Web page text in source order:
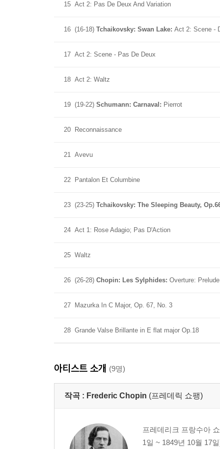
15 Act 2: Pas De Deux And Variation
16 (16-18) Tchaikovsky: Swan Lake: Act 2: Scene -
17 Act 2: Scene - Pas De Deux
18 Act 2: Waltz
19 (19-22) Schumann: Carnaval: Pierrot
20 Reconnaissance
21 Avevu
22 Pantalon Et Columbine
23 (23-25) Tchaikovsky: The Sleeping Beauty,
24 Act 1: Rose Adagio; Pas D'Action
25 Waltz
26 (26-28) Chopin: Les Sylphides: Overture:
27 Mazurka In C Major, Op. 67, No. 3
28 Grande Valse Brillante in E flat major Op.18
아티스트 소개 (9명)
작곡 : Frederic Chopin (프레데릭 쇼팽)
프레데리크 프랑수아
1일 ~ 1849년 10월 17